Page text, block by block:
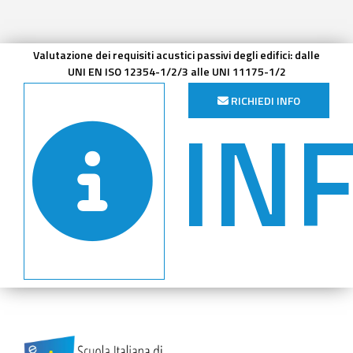
Valutazione dei requisiti acustici passivi degli edifici: dalle
UNI EN ISO 12354-1/2/3 alle UNI 11175-1/2
RICHIEDI INFO